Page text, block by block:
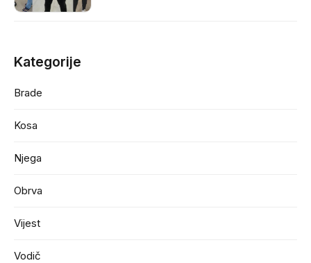
Kategorije
Brade
Kosa
Njega
Obrva
Vijest
Vodič